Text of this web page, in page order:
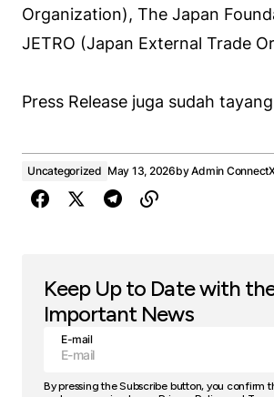
Organization), The Japan
JETRO (Japan External Trade
Press Release juga sudah
Uncategorized May 13, 2026byAdmin
Keep Up to Date with
Important News
E-mail
By pressing the Subscribe button, you confirm